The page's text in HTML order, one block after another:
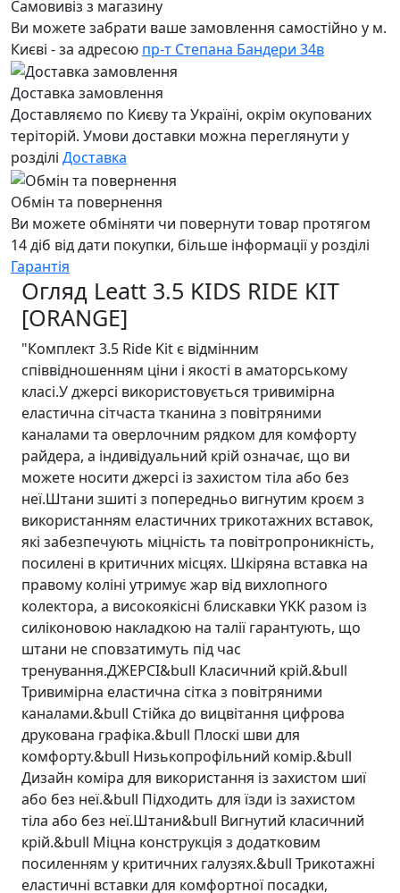
Самовивіз з магазину
Ви можете забрати ваше замовлення самостійно у м.
Києві - за адресою пр-т Степана Бандери 34в
Доставка замовлення
Доставляємо по Києву та Україні, окрім окупованих
теріторій. Умови доставки можна переглянути у
розділі Доставка
Обмін та повернення
Ви можете обміняти чи повернути товар протягом
14 діб від дати покупки, більше інформації у розділі
Гарантія
Огляд Leatt 3.5 KIDS RIDE KIT
[ORANGE]
"Комплект 3.5 Ride Kit є відмінним
співвідношенням ціни і якості в аматорському
класі.У джерсі використовується тривимірна
еластична сітчаста тканина з повітряними
каналами та оверлочним рядком для комфорту
райдера, а індивідуальний крій означає, що ви
можете носити джерсі із захистом тіла або без
неї.Штани зшиті з попередньо вигнутим кроєм з
використанням еластичних трикотажних вставок,
які забезпечують міцність та повітропроникність,
посилені в критичних місцях. Шкіряна вставка на
правому коліні утримує жар від вихлопного
колектора, а високоякісні блискавки YKK разом із
силіконовою накладкою на талії гарантують, що
штани не сповзатимуть під час
тренування.ДЖЕРСІ&bull Класичний крій.&bull
Тривимірна еластична сітка з повітряними
каналами.&bull Стійка до вицвітання цифрова
друкована графіка.&bull Плоскі шви для
комфорту.&bull Низькопрофільний комір.&bull
Дизайн коміра для використання із захистом шиї
або без неї.&bull Підходить для їзди із захистом
тіла або без неї.Штани&bull Вигнутий класичний
крій.&bull Міцна конструкція з додатковим
посиленням у критичних галузях.&bull Трикотажні
еластичні вставки для комфортної посадки,